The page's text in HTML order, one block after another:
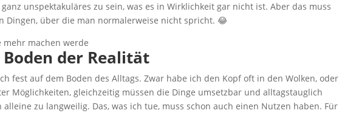
unspektakuläres zu sein, was es in Wirklichkeit gar nicht ist. Aber das muss
Dingen, über die man normalerweise nicht spricht. 😂
der Realität
fest auf dem Boden des Alltags. Zwar habe ich den Kopf oft in den Wolken, oder
Möglichkeiten, gleichzeitig müssen die Dinge umsetzbar und alltagstauglich
zu langweilig. Das, was ich tue, muss schon auch einen Nutzen haben. Für